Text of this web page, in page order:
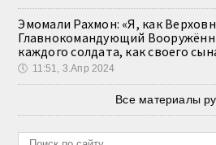
Эмомали Рахмон: «Я, как
Главнокомандующий
каждого солдата, как своего
🕔 11:51, 3.Апр 2024
Все материалы